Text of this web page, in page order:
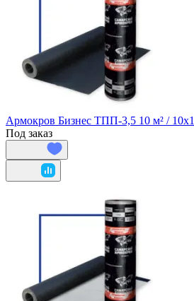
Армокров Бизнес ТПП-3,5 10 м² / 10х1
Под заказ